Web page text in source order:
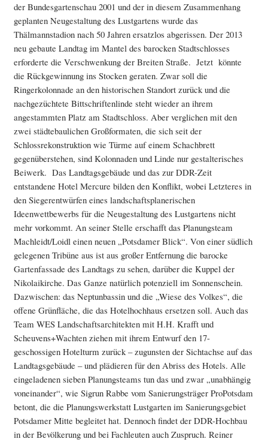
der Bundesgartenschau 2001 und der in diesem Zusammenhang
geplanten Neugestaltung des Lustgartens wurde das
Thälmannstadion nach 50 Jahren ersatzlos abgerissen. Der 2013
neu gebaute Landtag im Mantel des barocken Stadtschlosses
erforderte die Verschwenkung der Breiten Straße. Jetzt könnte
die Rückgewinnung ins Stocken geraten. Zwar soll die
Ringerkolonnade an den historischen Standort zurück und die
nachgezüchtete Bittschriftenlinde steht wieder an ihrem
angestammten Platz am Stadtschloss. Aber verglichen mit den
zwei städtebaulichen Großformaten, die sich seit der
Schlossrekonstruktion wie Türme auf einem Schachbrett
gegenüberstehen, sind Kolonnaden und Linde nur gestalterisches
Beiwerk. Das Landtagsgebäude und das zur DDR-Zeit
entstandene Hotel Mercure bilden den Konflikt, wobei Letzteres in
den Siegerentwürfen eines landschaftsplanerischen
Ideenwettbewerbs für die Neugestaltung des Lustgartens nicht
mehr vorkommt. An seiner Stelle erschafft das Planungsteam
Machleidt/Loidl einen neuen „Potsdamer Blick“. Von einer südlich
gelegenen Tribüne aus ist aus großer Entfernung die barocke
Gartenfassade des Landtags zu sehen, darüber die Kuppel der
Nikolaikirche. Das Ganze natürlich potenziell im Sonnenschein.
Dazwischen: das Neptunbassin und die „Wiese des Volkes“, die
offene Grünfläche, die das Hotelhochhaus ersetzen soll. Auch das
Team WES Landschaftsarchitekten mit H.H. Krafft und
Scheuvens+Wachten ziehen mit ihrem Entwurf den 17-
geschossigen Hotelturm zurück – zugunsten der Sichtachse auf das
Landtagsgebäude – und plädieren für den Abriss des Hotels. Alle
eingeladenen sieben Planungsteams tun das und zwar „unabhängig
voneinander“, wie Sigrun Rabbe vom Sanierungsträger ProPotsdam
betont, die die Planungswerkstatt Lustgarten im Sanierungsgebiet
Potsdamer Mitte begleitet hat. Dennoch findet der DDR-Hochbau
in der Bevölkerung und bei Fachleuten auch Zuspruch. Reiner